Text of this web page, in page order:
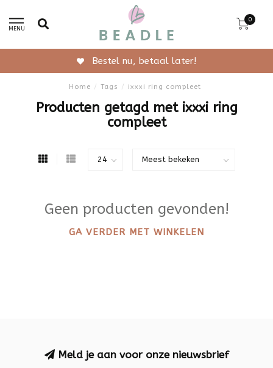
MENU
0
Bestel nu, betaal later!
Home / Tags / ixxxi ring compleet
Producten getagd met ixxxi ring
compleet
Geen producten gevonden!
GA VERDER MET WINKELEN
Meld je aan voor onze nieuwsbrief